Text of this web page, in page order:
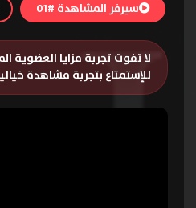
سيرفر المشاهدة #01
لا تفوت تجربة مزايا العضوية
للإستمتاع بتجربة مشاهدة